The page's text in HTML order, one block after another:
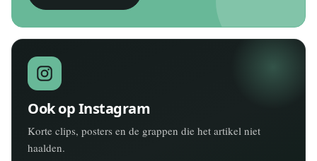
Ook op Instagram
Korte clips, posters en de grappen die het artikel niet
haalden.